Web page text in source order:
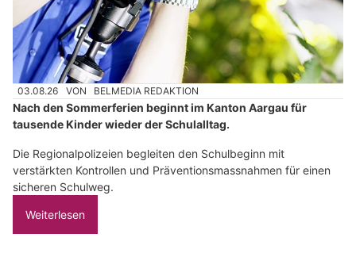
03.08.26 VON BELMEDIA REDAKTION
Nach den Sommerferien beginnt im Kanton Aargau für
tausende Kinder wieder der Schulalltag.
Die Regionalpolizeien begleiten den Schulbeginn mit
verstärkten Kontrollen und Präventionsmassnahmen für einen
sicheren Schulweg.
Weiterlesen